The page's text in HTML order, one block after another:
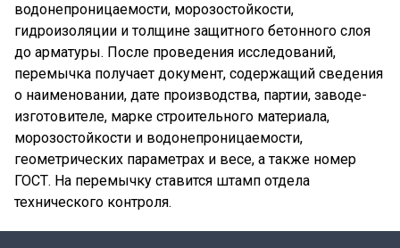
водонепроницаемости, морозостойкости,
гидроизоляции и толщине защитного бетонного слоя
до арматуры. После проведения исследований,
перемычка получает документ, содержащий сведения
о наименовании, дате производства, партии, заводе-
изготовителе, марке строительного материала,
морозостойкости и водонепроницаемости,
геометрических параметрах и весе, а также номер
ГОСТ. На перемычку ставится штамп отдела
технического контроля.